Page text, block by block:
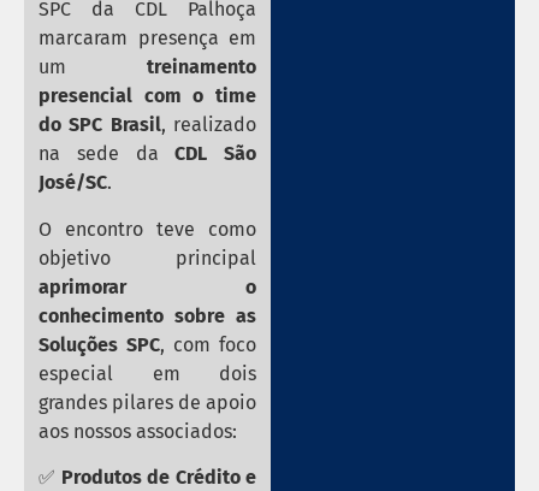
SPC da CDL Palhoça
marcaram presença em
umtreinamento
presencial com o time
do SPC Brasil, realizado
na sede daCDL São
José/SC.
O encontro teve como
objetivo principal
aprimorar o
conhecimento sobre as
Soluções SPC, com foco
especial em dois
grandes pilares de apoio
aos nossos associados:
✅ Produtos de Crédito e